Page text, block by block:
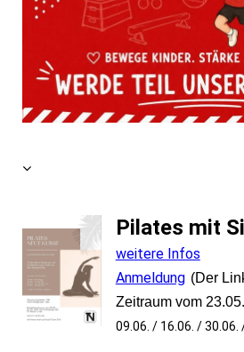
Pilates mit
weitere Infos
Anmeldung (Der
Zeitraum vom
09.06. / 16.06. / 30.06.